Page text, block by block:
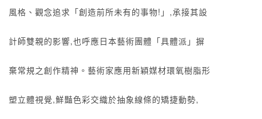
風格、觀念追求「創造前所未有的事物!」,承接其設
計師雙親的影響,也呼應日本藝術團體「具體派」摒
棄常規之創作精神。藝術家應用新穎媒材環氧樹脂形
塑立體視覺,鮮豔色彩交織於抽象線條的矯捷動勢,